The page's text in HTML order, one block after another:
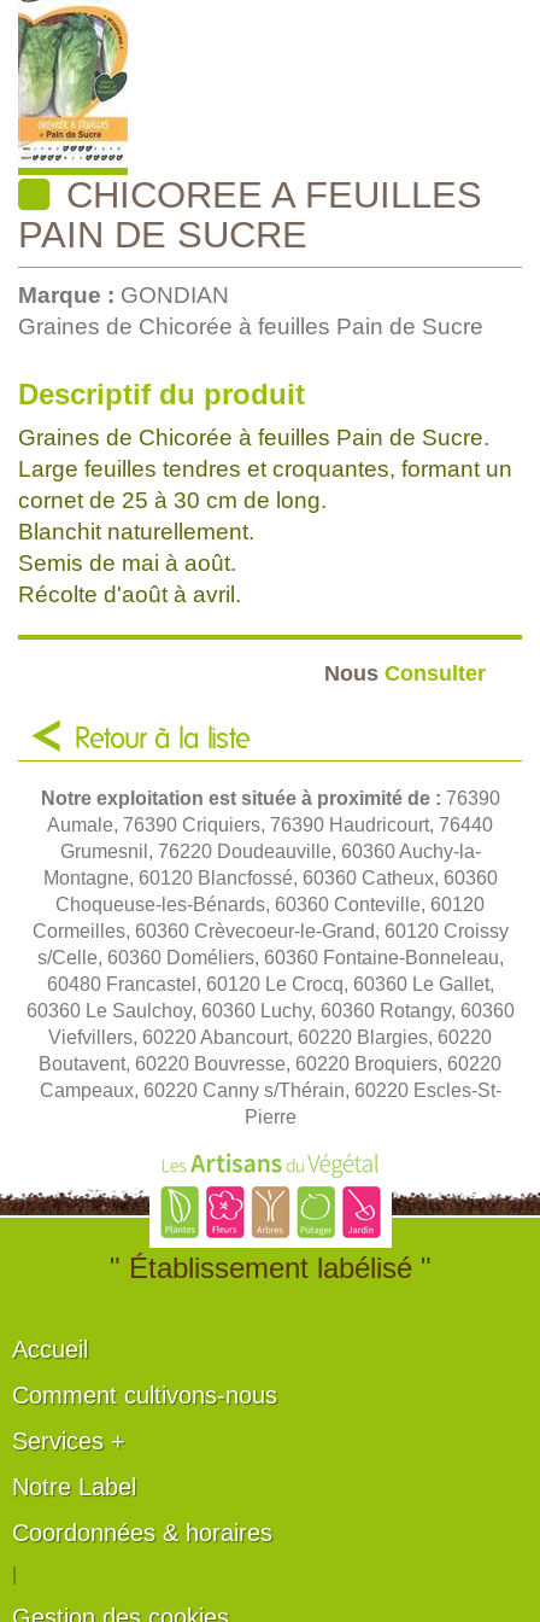
CHICOREE A FEUILLES
PAIN DE SUCRE
Marque : GONDIAN
Graines de Chicorée à feuilles Pain de Sucre
Descriptif du produit
Graines de Chicorée à feuilles Pain de Sucre.
Large feuilles tendres et croquantes, formant un
cornet de 25 à 30 cm de long.
Blanchit naturellement.
Semis de mai à août.
Récolte d'août à avril.
Nous Consulter
Retour à la liste
Notre exploitation est située à proximité de : 76390
Aumale, 76390 Criquiers, 76390 Haudricourt, 76440
Grumesnil, 76220 Doudeauville, 60360 Auchy-la-
Montagne, 60120 Blancfossé, 60360 Catheux, 60360
Choqueuse-les-Bénards, 60360 Conteville, 60120
Cormeilles, 60360 Crèvecoeur-le-Grand, 60120 Croissy
s/Celle, 60360 Doméliers, 60360 Fontaine-Bonneleau,
60480 Francastel, 60120 Le Crocq, 60360 Le Gallet,
60360 Le Saulchoy, 60360 Luchy, 60360 Rotangy, 60360
Viefvillers, 60220 Abancourt, 60220 Blargies, 60220
Boutavent, 60220 Bouvresse, 60220 Broquiers, 60220
Campeaux, 60220 Canny s/Thérain, 60220 Escles-St-
Pierre
" Établissement labélisé "
Accueil
Comment cultivons-nous
Services +
Notre Label
Coordonnées & horaires